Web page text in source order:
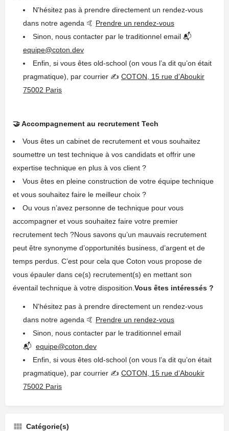
N'hésitez pas à prendre directement un rendez-vous
dans notre agenda 🤙 Prendre un rendez-vous
Sinon, nous contacter par le traditionnel email 📬
equipe@coton.dev
Enfin, si vous êtes old-school (on vous l’a dit qu’on était
pragmatique), par courrier ✍️ COTON, 15 rue d’Aboukir
75002 Paris
🤝 Accompagnement au recrutement Tech
Vous êtes un cabinet de recrutement et vous souhaitez
soumettre un test technique à vos candidats et offrir une
expertise technique en plus à vos client ?
Vous êtes en pleine construction de votre équipe technique
et vous souhaitez faire le meilleur choix ?
Ou vous n’avez personne de technique pour vous
accompagner et vous souhaitez faire votre premier
recrutement tech ?Nous savons qu’un mauvais recrutement
peut être synonyme d’opportunités business, d’argent et de
temps perdus. C’est pour cela que Coton vous propose de
vous épauler dans ce(s) recrutement(s) en mettant son
éventail technique à votre disposition. Vous êtes intéressés ?
N'hésitez pas à prendre directement un rendez-vous
dans notre agenda 🤙 Prendre un rendez-vous
Sinon, nous contacter par le traditionnel email
📬 equipe@coton.dev
Enfin, si vous êtes old-school (on vous l’a dit qu’on était
pragmatique), par courrier ✍️ COTON, 15 rue d’Aboukir
75002 Paris
Catégorie(s)